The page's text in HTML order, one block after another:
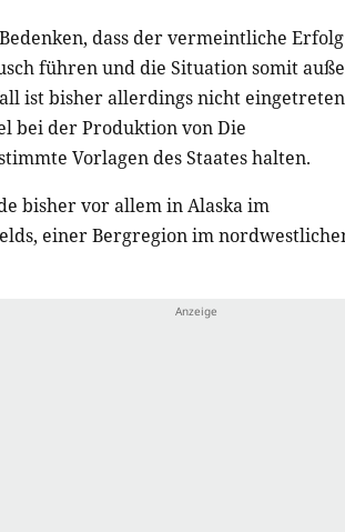
dass der vermeintliche Erfolg
führen und die Situation somit
ist bisher allerdings nicht
bei der Produktion von Die
Vorlagen des Staates halten.
bisher vor allem in Alaska im
einer Bergregion im